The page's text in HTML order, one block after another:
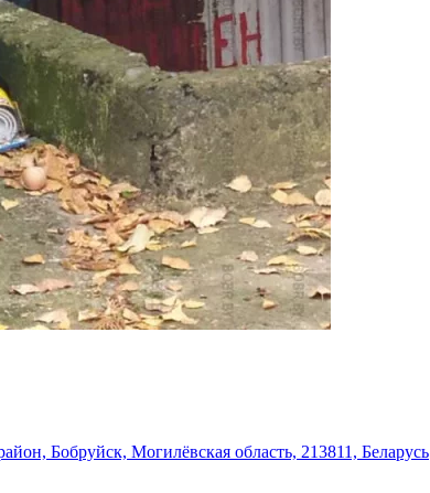
Бобруйск, Могилёвская область, 213811, Беларусь